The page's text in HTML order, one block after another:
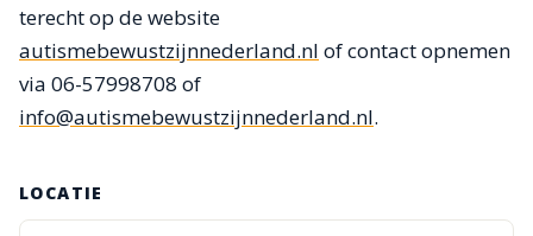
terecht op de website
autismebewustzijnnederland.nl of contact opnemen
via 06-57998708 of
info@autismebewustzijnnederland.nl.
LOCATIE